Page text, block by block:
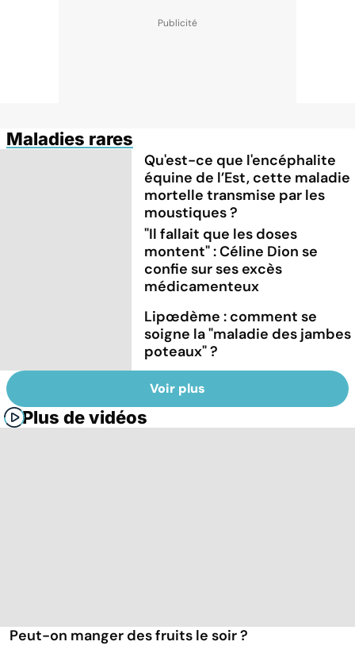
Maladies rares
Qu'est-ce que l'encéphalite
équine de l’Est, cette maladie
mortelle transmise par les
moustiques ?
"Il fallait que les doses
montent" : Céline Dion se
confie sur ses excès
médicamenteux
Lipœdème : comment se
soigne la "maladie des jambes
poteaux" ?
Voir plus
Plus de vidéos
Peut-on manger des fruits le soir ?